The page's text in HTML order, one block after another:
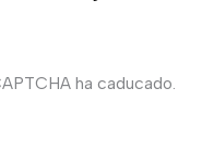
ha caducado.